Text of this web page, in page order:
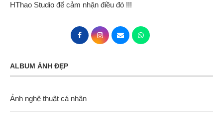
HThao Studio để cảm nhận điều đó !!!
ALBUM ẢNH ĐẸP
Ảnh nghệ thuật cá nhân